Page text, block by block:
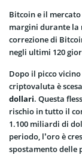
Bitcoin e il
margini durante la
correzione di
negli ultimi 120
Dopo il picco
criptovaluta è
dollari. Questa
rischio in tutto il
1.100 miliardi di
periodo, l’oro è
spostamento delle